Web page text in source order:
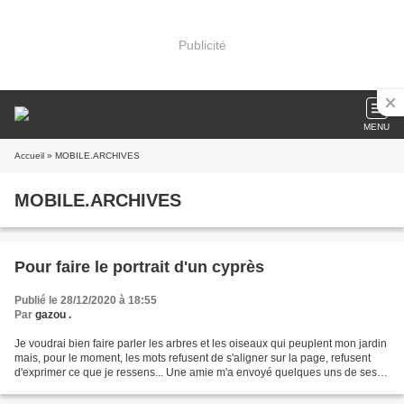
Publicité
MENU
Accueil » MOBILE.ARCHIVES
MOBILE.ARCHIVES
Pour faire le portrait d'un cyprès
Publié le 28/12/2020 à 18:55
Par gazou .
Je voudrai bien faire parler les arbres et les oiseaux qui peuplent mon jardin
mais, pour le moment, les mots refusent de s'aligner sur la page, refusent
d'exprimer ce que je ressens... Une amie m'a envoyé quelques uns de ses